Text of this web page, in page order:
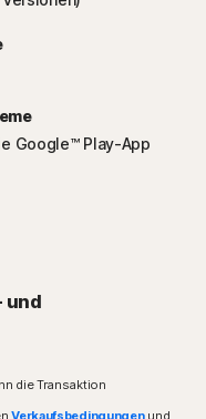
Google™ Play-App
und
die Transaktion
Verkaufsbedingungenund